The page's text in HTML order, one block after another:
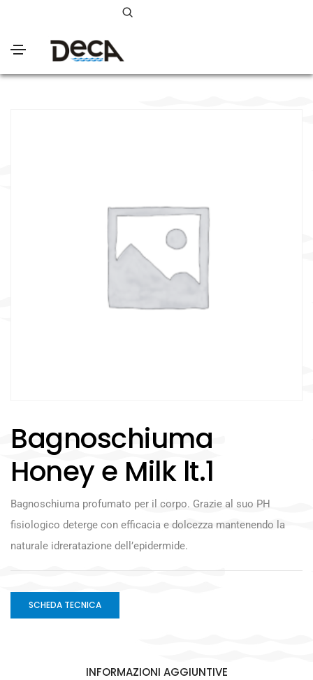
Bagnoschiuma
Honey e Milk lt.1
Bagnoschiuma profumato per il corpo. Grazie al suo PH
fisiologico deterge con efficacia e dolcezza mantenendo la
naturale idreratazione dell’epidermide.
SCHEDA TECNICA
INFORMAZIONI AGGIUNTIVE